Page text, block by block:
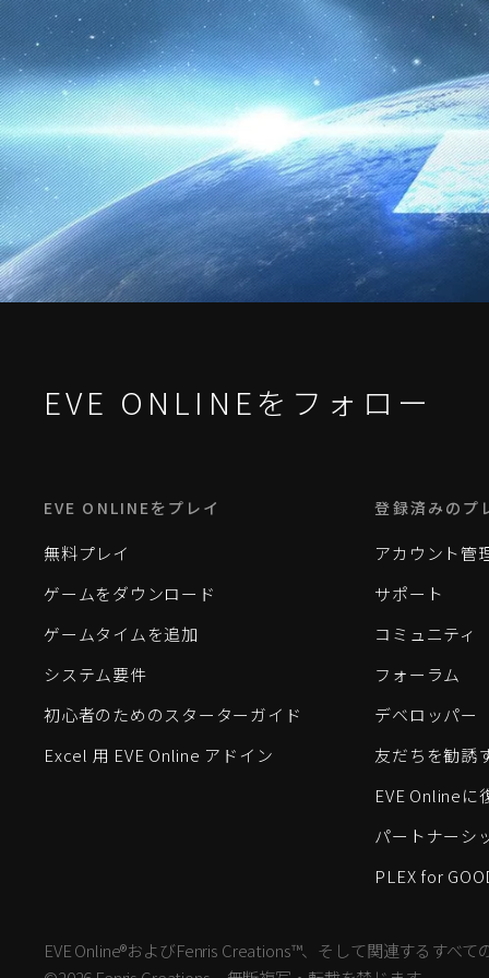
EVE ONLINEをフォロー
EVE ONLINEをプレイ
無料プレイ
ゲームをダウンロード
ゲームタイムを追加
システム要件
初心者のためのスターターガイド
Excel 用 EVE Online アドイン
登録済みのプ
アカウント管
サポート
コミュニティ
フォーラム
デベロッパー
友だちを勧誘
EVE Onlineに
パートナーシ
PLEX for
EVE Online®およびFenris Creations™、そして関連するすべ